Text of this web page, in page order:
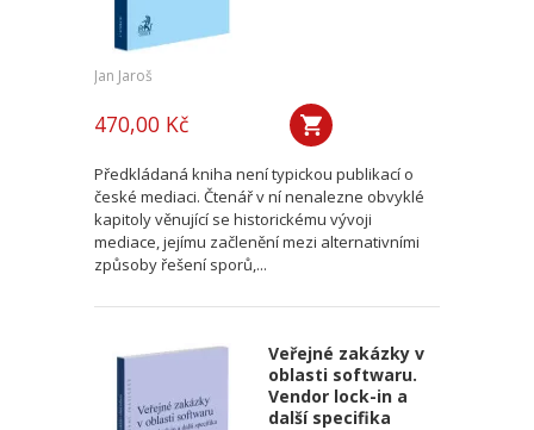
Jan Jaroš
470,00 Kč
Předkládaná kniha není typickou publikací o
české mediaci. Čtenář v ní nenalezne obvyklé
kapitoly věnující se historickému vývoji
mediace, jejímu začlenění mezi alternativními
způsoby řešení sporů,...
Veřejné zakázky v
oblasti softwaru.
Vendor lock-in a
další specifika